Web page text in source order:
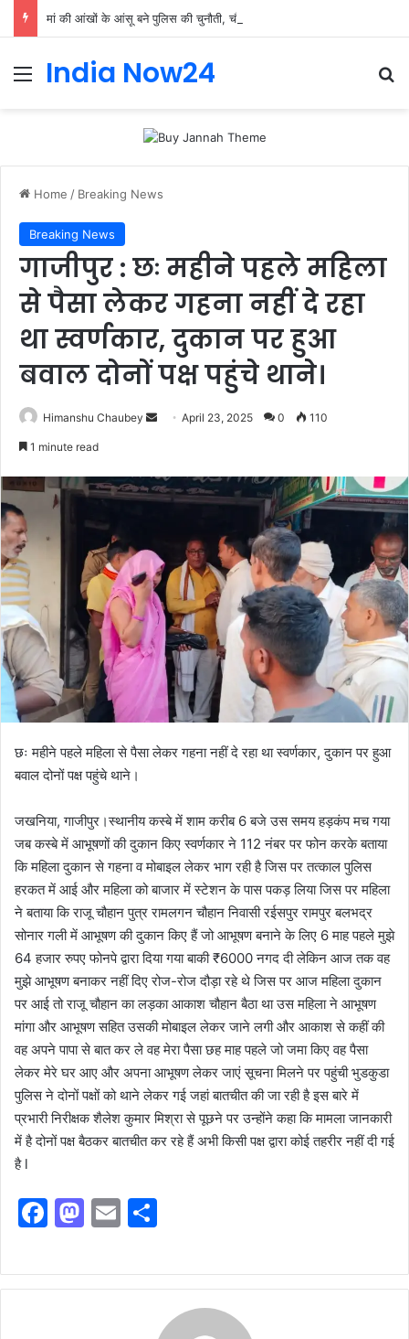
India Now24
Home / Breaking News
Breaking News
गाजीपुर : छः महीने पहले महिला
से पैसा लेकर गहना नहीं दे रहा
था स्वर्णकार, दुकान पर हुआ
बवाल दोनों पक्ष पहुंचे थाने।
Himanshu Chaubey April 23, 2025 0 110
1 minute read
छः महीने पहले महिला से पैसा लेकर गहना नहीं दे रहा था स्वर्णकार, दुकान पर हुआ
बवाल दोनों पक्ष पहुंचे थाने।
जखनिया, गाजीपुर।स्थानीय कस्बे में शाम करीब 6 बजे उस समय हड़कंप मच गया
जब कस्बे में आभूषणों की दुकान किए स्वर्णकार ने 112 नंबर पर फोन करके बताया
कि महिला दुकान से गहना व मोबाइल लेकर भाग रही है जिस पर तत्काल पुलिस
हरकत में आई और महिला को बाजार में स्टेशन के पास पकड़ लिया जिस पर महिला
ने बताया कि राजू चौहान पुत्र रामलगन चौहान निवासी रईसपुर रामपुर बलभद्र
सोनार गली में आभूषण की दुकान किए हैं जो आभूषण बनाने के लिए 6 माह पहले मुझे
64 हजार रुपए फोनपे द्वारा दिया गया बाकी ₹6000 नगद दी लेकिन आज तक वह
मुझे आभूषण बनाकर नहीं दिए रोज-रोज दौड़ा रहे थे जिस पर आज महिला दुकान
पर आई तो राजू चौहान का लड़का आकाश चौहान बैठा था उस महिला ने आभूषण
मांगा और आभूषण सहित उसकी मोबाइल लेकर जाने लगी और आकाश से कहीं की
वह अपने पापा से बात कर ले वह मेरा पैसा छह माह पहले जो जमा किए वह पैसा
लेकर मेरे घर आए और अपना आभूषण लेकर जाएं सूचना मिलने पर पहुंची भुडकुडा
पुलिस ने दोनों पक्षों को थाने लेकर गई जहां बातचीत की जा रही है इस बारे में
प्रभारी निरीक्षक शैलेश कुमार मिश्रा से पूछने पर उन्होंने कहा कि मामला जानकारी
में है दोनों पक्ष बैठकर बातचीत कर रहे हैं अभी किसी पक्ष द्वारा कोई तहरीर नहीं दी गई
है l
F
c
e
M
st
o
E
ai
l
ar
e